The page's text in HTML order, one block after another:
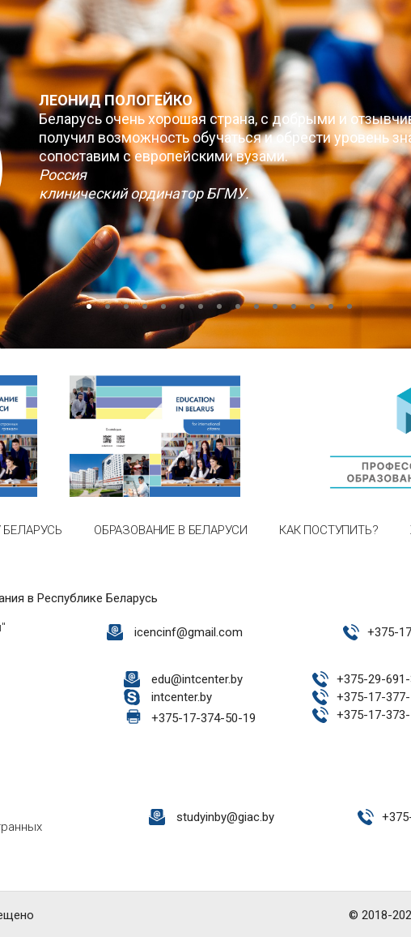
ЛЕОНИД ПОЛОГЕЙКО
Беларусь очень хорошая страна, с добрыми и
получил возможность обучаться и обрести уровень
сопоставим с европейскими вузами.
Россия
клинический ординатор БГМУ.
ОБРАЗОВАНИЕ В БЕЛАРУСИ КАК ПОСТУПИТЬ?
в Республике Беларусь
icencinf@gmail.com +375-
edu@intcenter.by
intcenter.by
+375-17-374-50-19
+375-29-
+375-17-
+375-17-
studyinby@giac.by +
© 2018-